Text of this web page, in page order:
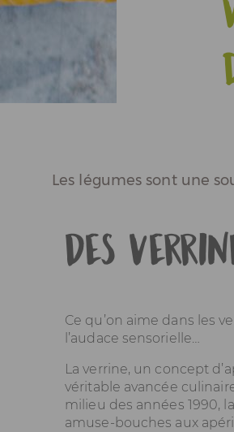
Espace Pros & Presse
Les légumes sont une
Des
Ce qu’on aime dans les
l’audace sensorielle…
La verrine, un concept
véritable avancée
milieu des années 1990,
amuse-bouches aux